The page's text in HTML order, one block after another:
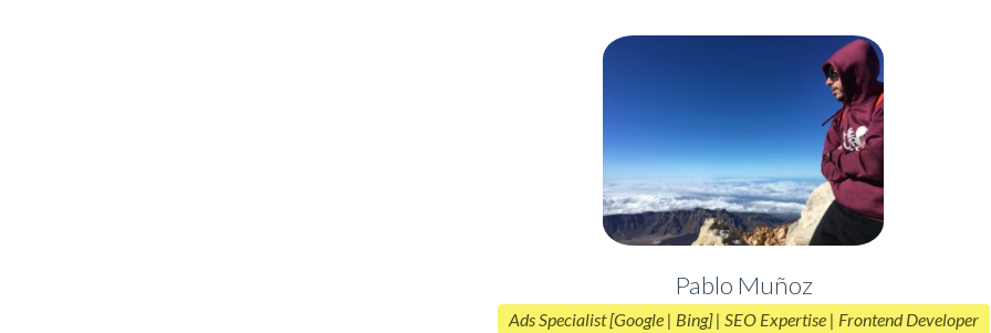
Pablo Muñoz
Ads Specialist [Google | Bing] | SEO Expertise | Frontend Developer